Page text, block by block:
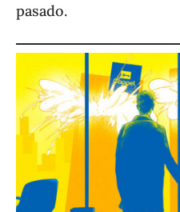
pasado.